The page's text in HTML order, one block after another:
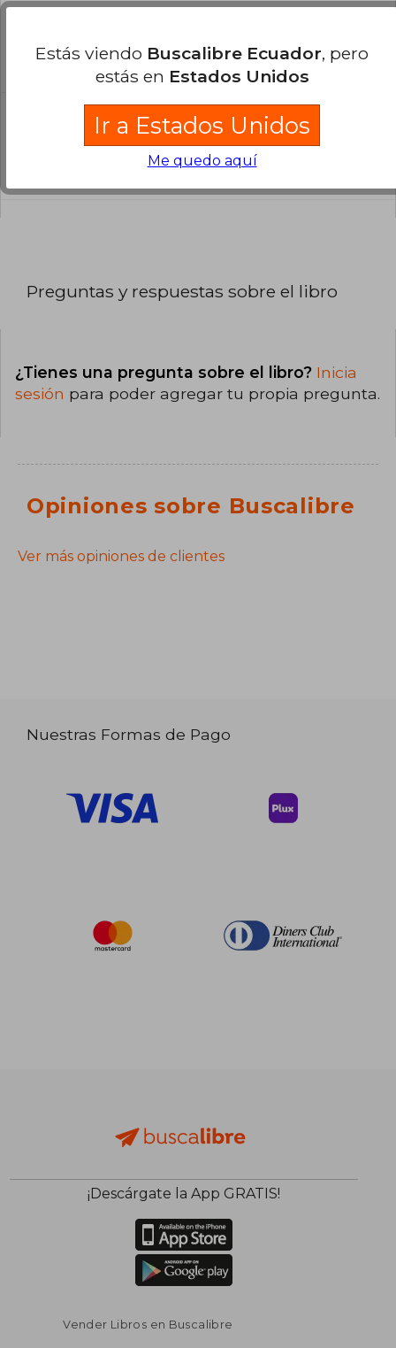
El libro está escrito en Inglés.
¿Cuál es la encuadernación de este libro?
La encuadernación de esta edición es Tapa
Preguntas y respuestas sobre el libro
¿Tienes una pregunta sobre el libro? Inicia
sesión para poder agregar tu propia pregunta.
Opiniones sobre Buscalibre
Ver más opiniones de clientes
Nuestras Formas de Pago
¡Descárgate la App GRATIS!
Vender Libros en Buscalibre
Estás viendo Buscalibre Ecuador, pero
estás en Estados Unidos
Ir a Estados Unidos
Me quedo aquí